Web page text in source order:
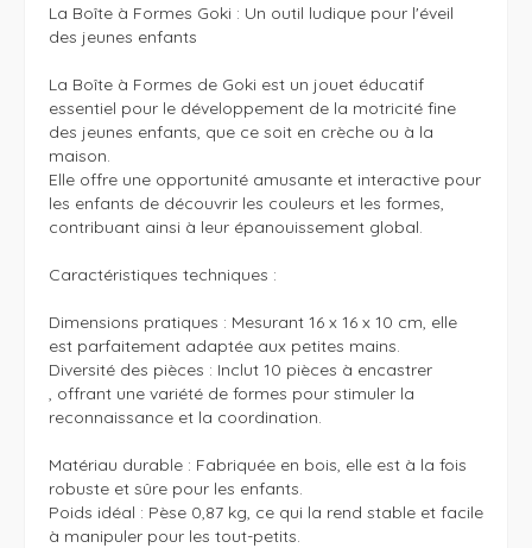
La Boîte à Formes Goki : Un outil ludique pour l'éveil
des jeunes enfants
La Boîte à Formes de Goki est un jouet éducatif
essentiel pour le développement de la motricité fine
des jeunes enfants, que ce soit en crèche ou à la
maison.
Elle offre une opportunité amusante et interactive pour
les enfants de découvrir les couleurs et les formes,
contribuant ainsi à leur épanouissement global.
Caractéristiques techniques :
Dimensions pratiques : Mesurant 16 x 16 x 10 cm, elle
est parfaitement adaptée aux petites mains.
Diversité des pièces : Inclut 10 pièces à encastrer
, offrant une variété de formes pour stimuler la
reconnaissance et la coordination.
Matériau durable : Fabriquée en bois, elle est à la fois
robuste et sûre pour les enfants.
Poids idéal : Pèse 0,87 kg, ce qui la rend stable et facile
à manipuler pour les tout-petits.